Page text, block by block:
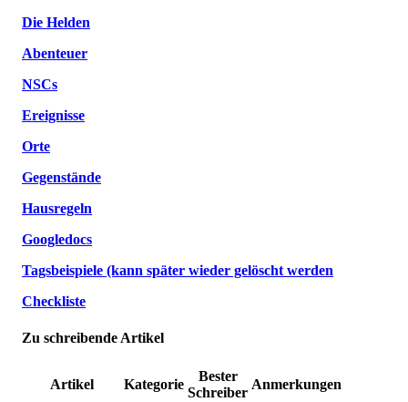
Die Helden
Abenteuer
NSCs
Ereignisse
Orte
Gegenstände
Hausregeln
Googledocs
Tagsbeispiele (kann später wieder gelöscht werden
Checkliste
Zu schreibende Artikel
Artikel Kategorie
Bester
Schreiber
Anmerkungen